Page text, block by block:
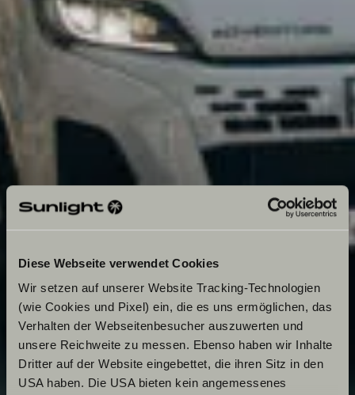
Diese Webseite verwendet Cookies
Wir setzen auf unserer Website Tracking-Technologien
(wie Cookies und Pixel) ein, die es uns ermöglichen, das
Verhalten der Webseitenbesucher auszuwerten und
unsere Reichweite zu messen. Ebenso haben wir Inhalte
Dritter auf der Website eingebettet, die ihren Sitz in den
USA haben. Die USA bieten kein angemessenes